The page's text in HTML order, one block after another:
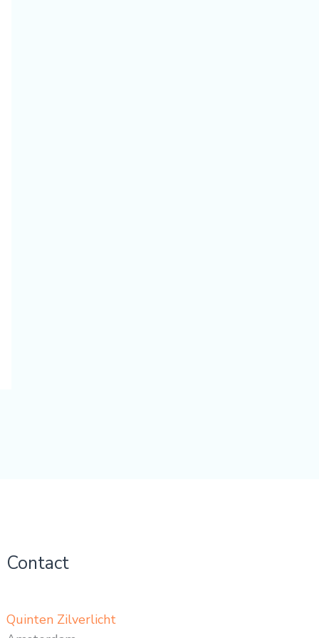
Contact
Quinten Zilverlicht